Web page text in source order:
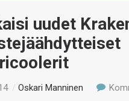
uudet
/Oskari Manninen